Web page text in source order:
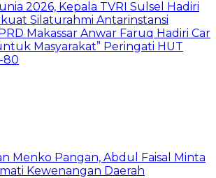
2026, Kepala TVRI Sulsel Hadiri
Silaturahmi Antarinstansi
Makassar Anwar Faruq Hadiri Car
Masyarakat” Peringati HUT
80
Menko Pangan, Abdul Faisal Minta
Kewenangan Daerah